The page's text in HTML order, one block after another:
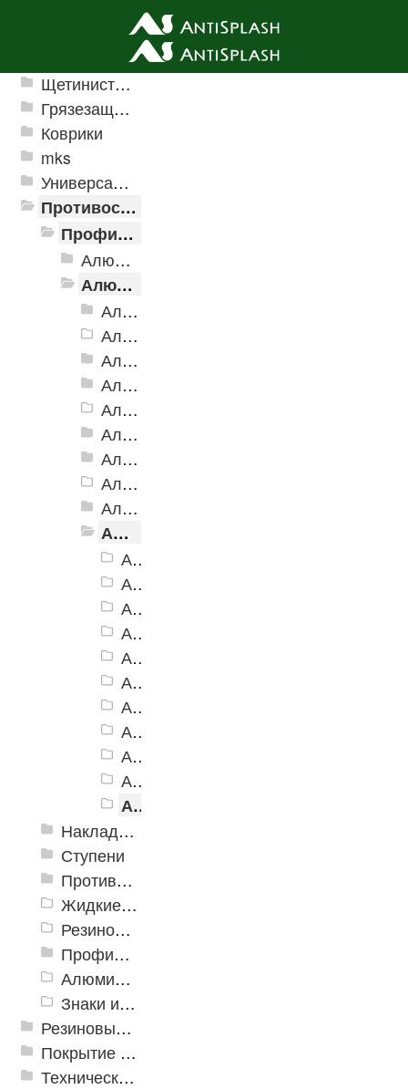
Ячеистые грязезащитные покрытия
Щетинистые покрытия
Грязезащитные, влаговпитывающие покрытия
Коврики
mks
Универсальные модульные покрытия
Противоскользящая защита для лестниц, профили, ленты
Профили алюминиевые с резиновой вставкой
Алюминиевая полоса с резиновыми вставками
Алюминиевый угол-порог с резиновой вставкой
Алюминиевый угол-порог АУ-38, 38x20 мм
Алюминиевый угол-порог АУ-42 Евро, 2500мм
Алюминиевый угол-порог АУ-42, 42x23 мм
Алюминиевый угол-порог АУ-42 (на клеевой основе)
Алюминиевый угол-порог АУ-50 Евро, 2500мм
Алюминиевый угол-порог АУ-50 премиум
Алюминиевый угол-порог с двойной резиновой вставкой АУ-68
Алюминиевый угол-порог АУ-72
Алюминиевый угол-порог с тройной резиновой вставкой АУ-98
Алюминиевый угол-порог с пятью резиновыми вставками АУ-160
Алюминиевый угол-порог АУ-160, черный
Алюминиевый угол-порог АУ-160, темно-коричневый
Алюминиевый угол-порог АУ-160, коричневый
Алюминиевый угол-порог АУ-160, серый
Алюминиевый угол-порог АУ-160, бежевый
Алюминиевый угол-порог АУ-160, желтый
Алюминиевый угол-порог АУ-160, белый
Алюминиевый угол-порог АУ-160, голубой
Алюминиевый угол-порог АУ-160, синий
Алюминиевый угол-порог АУ-160, красный
Алюминиевый угол-порог АУ-160, зеленый
Накладки противоскользящие резиновые
Ступени
Противоскользящие ленты
Жидкие противоскользящие средства
Резиновый профиль с алюминиевой вставкой «NoSlip»
Профили закладные
Алюминиевый профиль для ленты
Знаки из полистирола для разметки пола
Резиновые и ПВХ дорожки
Покрытие из резиновой крошки
Техническая резина